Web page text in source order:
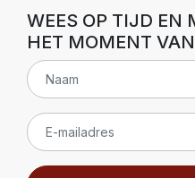
WEES OP TIJD EN
HET MOMENT